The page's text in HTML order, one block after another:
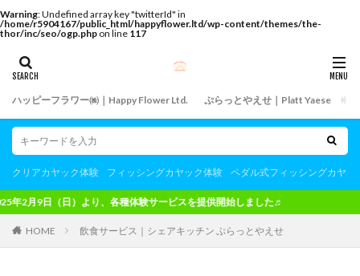
Warning: Undefined array key "twitterId" in
/home/r5904167/public_html/happyflower.ltd/wp-content/themes/the-
thor/inc/seo/ogp.php on line 117
ハッピーフラワー㈱｜Happy Flower Ltd. ぷらっとやえせ｜Platt Yaese
クリアカヤック体験 フィッシングカヤック体験 ペダル式フィッシングカヤッ
より、各種体験サービスを提供開始しました♬
HOME 飲食サービス｜シェアキッチン ぷらっとやえせ